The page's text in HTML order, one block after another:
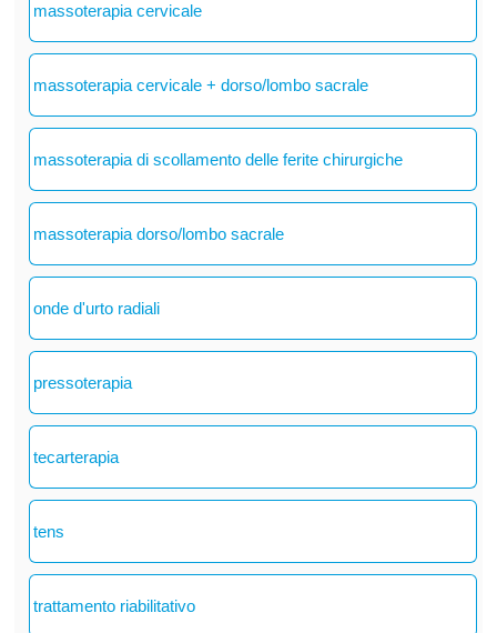
massoterapia cervicale
massoterapia cervicale + dorso/lombo sacrale
massoterapia di scollamento delle ferite chirurgiche
massoterapia dorso/lombo sacrale
onde d'urto radiali
pressoterapia
tecarterapia
tens
trattamento riabilitativo